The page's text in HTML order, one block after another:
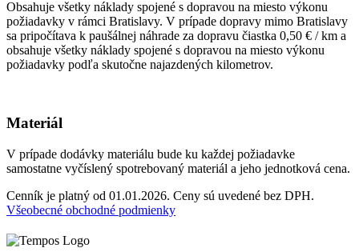
Obsahuje všetky náklady spojené s dopravou na miesto výkonu
požiadavky v rámci Bratislavy. V prípade dopravy mimo Bratislavy
sa pripočítava k paušálnej náhrade za dopravu čiastka 0,50 € / km a
obsahuje všetky náklady spojené s dopravou na miesto výkonu
požiadavky podľa skutočne najazdených kilometrov.
Materiál
V prípade dodávky materiálu bude ku každej požiadavke
samostatne vyčíslený spotrebovaný materiál a jeho jednotková cena.
Cenník je platný od 01.01.2026. Ceny sú uvedené bez DPH.
Všeobecné obchodné podmienky